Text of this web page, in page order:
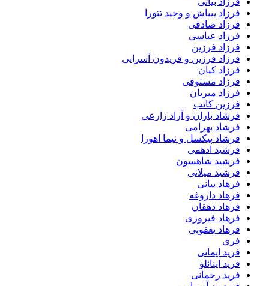
فرزاد بیباش و وحید تتورا
فرزاد صادقی
فرزاد عباسی
فرزاد فرزین
فرزاد فرزین و فریدون آسرایی
فرزاد کیان
فرزاد مستوفی
فرزاد میریان
فرزین کاتب
فرشاد باران و آراد زارعی
فرشاد بهرامی
فرشاد پیکسل و نیما اهورا
فرشید ادهمی
فرشید شاهسون
فرشید میلانی
فرهاد بیانی
فرهاد داروغه
فرهاد دهقان
فرهاد فیروزی
فرهاد یعقوبی
فری
فرید ایمانی
فرید اینانلو
فرید رحمانی